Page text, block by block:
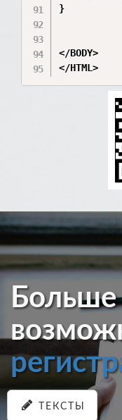
}
</BODY>
Больше
ТЕКСТЫ